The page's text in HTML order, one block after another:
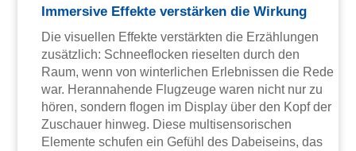
Immersive Effekte verstärken die Wirkung
Die visuellen Effekte verstärkten die Erzählungen
zusätzlich: Schneeflocken rieselten durch den
Raum, wenn von winterlichen Erlebnissen die Rede
war. Herannahende Flugzeuge waren nicht nur zu
hören, sondern flogen im Display über den Kopf der
Zuschauer hinweg. Diese multisensorischen
Elemente schufen ein Gefühl des Dabeiseins, das